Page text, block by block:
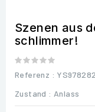
Szenen aus
schlimmer!
Referenz :
Zustand : Anlass